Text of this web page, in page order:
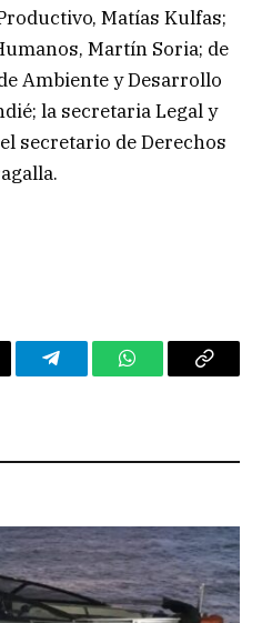
Matías Kulfas;
Martín Soria; de
Ambiente y Desarrollo
la secretaria Legal y
secretario de Derechos
TelegramWhatsAppCopy